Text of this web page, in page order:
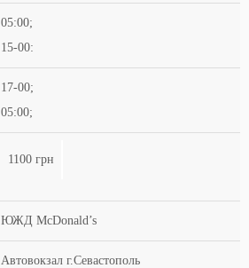
05:00;
15-00:
17-00;
05:00;
1100 грн
ЮЖД McDonald’s
Автовокзал г.Севастополь